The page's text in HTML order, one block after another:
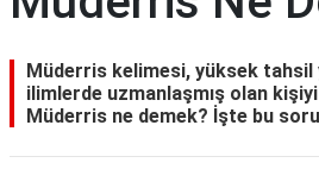
GEZİLECEK
YERLER
Müderris kelimesi, yüksek tahsil
ilimlerde uzmanlaşmış olan
Müderris ne demek? İşte bu